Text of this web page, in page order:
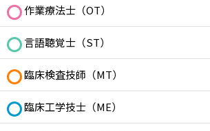
作業療法士（OT）
言語聴覚士（ST）
臨床検査技師（MT）
臨床工学技士（ME）